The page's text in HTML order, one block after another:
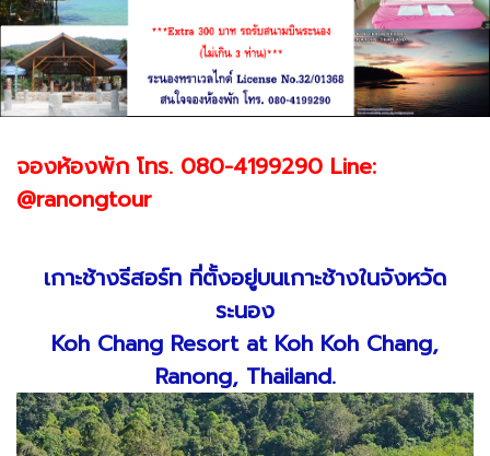
จองห้องพัก โทร. 080-4199290 Line:
@ranongtour
เกาะช้างรีสอร์ท ที่ตั้งอยู่บนเกาะช้างในจังหวัด
ระนอง
Koh Chang Resort at Koh Koh Chang,
Ranong, Thailand.